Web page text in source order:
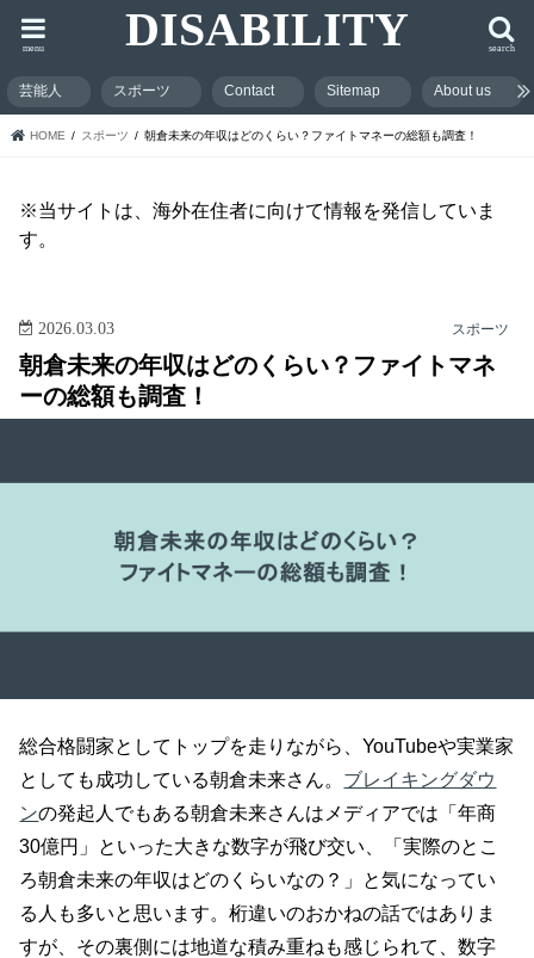
DISABILITY search
menu
芸能人 スポーツ Contact Sitemap About us
HOME スポーツ 朝倉未来の年収はどのくらい？ファイトマネーの総額も調査！
※当サイトは、海外在住者に向けて情報を発信していま
す。
スポーツ
2026.03.03
朝倉未来の年収はどのくらい？ファイトマネ
ーの総額も調査！
総合格闘家としてトップを走りながら、YouTubeや実業家
としても成功している朝倉未来さん。 ブレイキングダウ
ンの発起人でもある朝倉未来さんはメディアでは「年商
30億円」といった大きな数字が飛び交い、「実際のとこ
ろ朝倉未来の年収はどのくらいなの？」と気になってい
る人も多いと思います。桁違いのおかねの話ではありま
すが、その裏側には地道な積み重ねも感じられて、数字